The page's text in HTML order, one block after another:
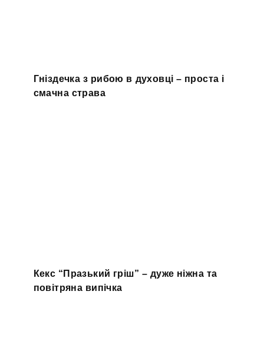
Гніздечка з рибою в духовці – проста і
смачна страва
Кекс “Празький гріш” – дуже ніжна та
повітряна випічка